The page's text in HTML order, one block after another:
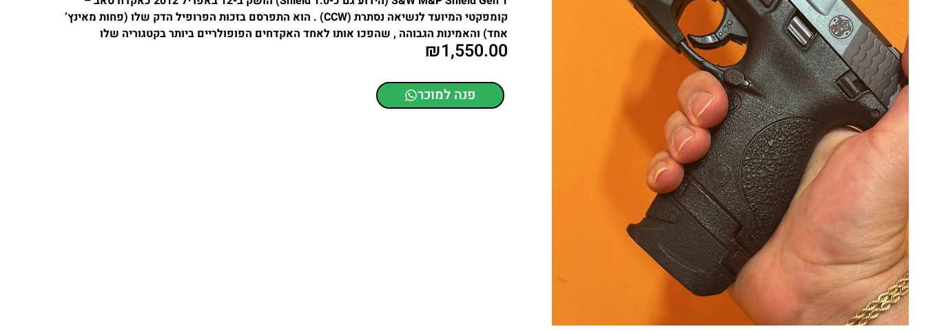
קומפקטי המיועד לנשיאה נסתרת (CCW) . הוא התפרסם בזכות הפרופיל הדק שלו (פחות מאינץ’
אחד) והאמינות הגבוהה , שהפכו אותו לאחד האקדחים הפופולריים ביותר בקטגוריה שלו
₪1,550.00
פנה למוכר